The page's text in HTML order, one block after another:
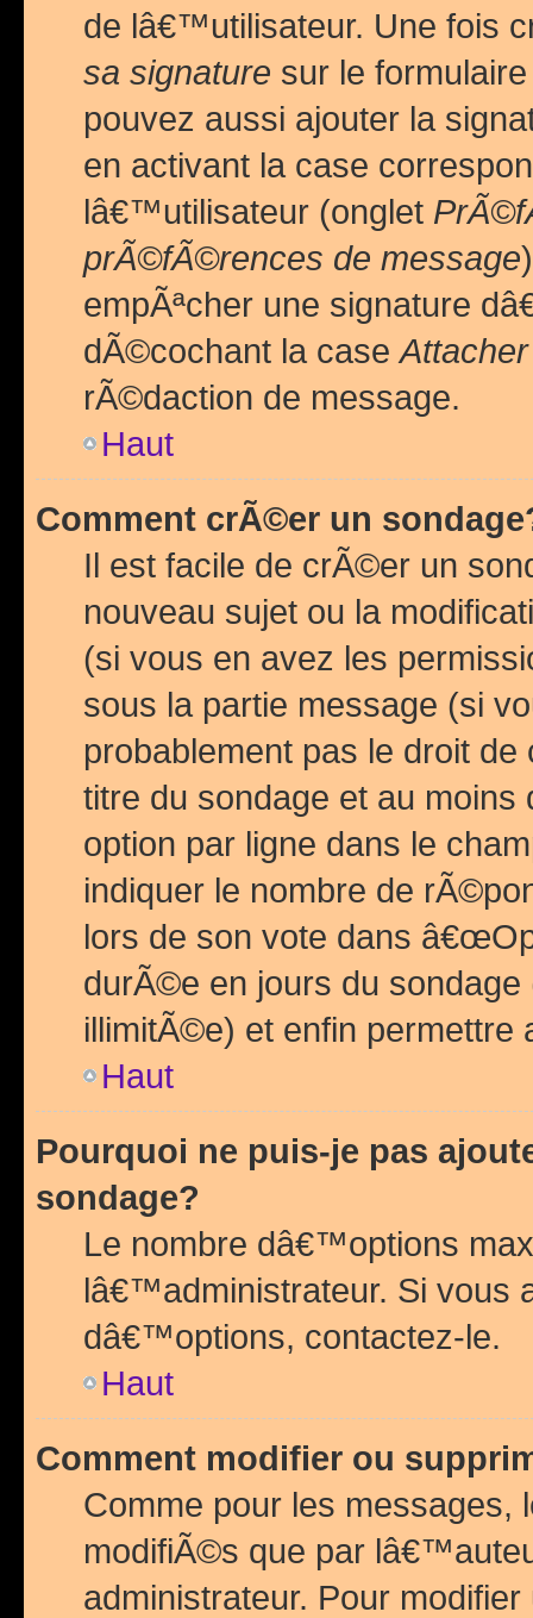
de lâ€™utilisateur. Une fois
sa signature sur le
pouvez aussi ajouter la
en activant la case
lâ€™utilisateur (onglet
prÃ©fÃ©rences de message
empÃªcher une signature
dÃ©cochant la case
rÃ©daction de message.
Haut
Comment crÃ©er un
Il est facile de crÃ©er un
nouveau sujet ou la
(si vous en avez les
sous la partie message (si
probablement pas le droit
titre du sondage et au
option par ligne dans le
indiquer le nombre de
lors de son vote dans
durÃ©e en jours du
illimitÃ©e) et enfin permettre
Haut
Pourquoi ne puis-je pas
sondage?
Le nombre dâ€™options
lâ€™administrateur. Si vous
dâ€™options, contactez-le.
Haut
Comment modifier ou
Comme pour les messages,
modifiÃ©s que par
administrateur. Pour